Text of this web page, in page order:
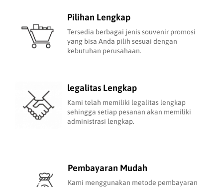
Pilihan Lengkap
Tersedia berbagai jenis souvenir promosi
yang bisa Anda pilih sesuai dengan
kebutuhan perusahaan.
legalitas Lengkap
Kami telah memiliki legalitas lengkap
sehingga setiap pesanan akan memiliki
administrasi lengkap.
Pembayaran Mudah
Kami menggunakan metode pembayaran